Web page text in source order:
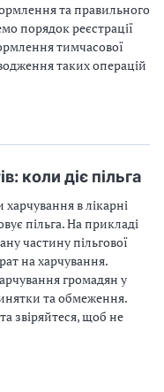
та правильного
порядок реєстрації
тимчасової
таких операцій
коли діє пільга
в лікарні
пільга. На прикладі
частину пільгової
на харчування.
громадян у
та обмеження.
звіряйтеся, щоб не